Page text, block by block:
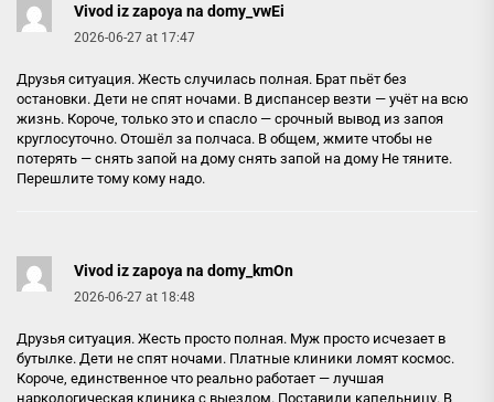
Vivod iz zapoya na domy_vwEi
2026-06-27 at 17:47
Друзья ситуация. Жесть случилась полная. Брат пьёт без
остановки. Дети не спят ночами. В диспансер везти — учёт на всю
жизнь. Короче, только это и спасло — срочный вывод из запоя
круглосуточно. Отошёл за полчаса. В общем, жмите чтобы не
потерять — снять запой на дому снять запой на дому Не тяните.
Перешлите тому кому надо.
Vivod iz zapoya na domy_kmOn
2026-06-27 at 18:48
Друзья ситуация. Жесть просто полная. Муж просто исчезает в
бутылке. Дети не спят ночами. Платные клиники ломят космос.
Короче, единственное что реально работает — лучшая
наркологическая клиника с выездом. Поставили капельницу. В